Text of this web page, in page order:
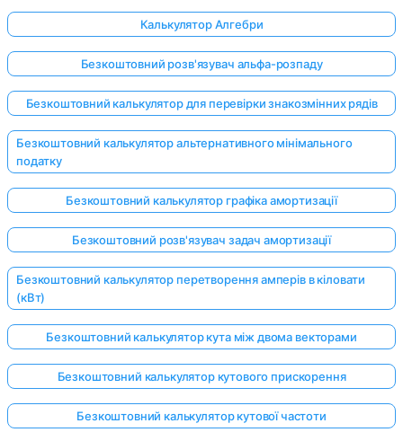
Калькулятор Алгебри
Безкоштовний розв'язувач альфа-розпаду
Безкоштовний калькулятор для перевірки знакозмінних рядів
Безкоштовний калькулятор альтернативного мінімального
податку
Безкоштовний калькулятор графіка амортизації
Безкоштовний розв'язувач задач амортизації
Безкоштовний калькулятор перетворення амперів в кіловати
(кВт)
Безкоштовний калькулятор кута між двома векторами
Безкоштовний калькулятор кутового прискорення
Безкоштовний калькулятор кутової частоти